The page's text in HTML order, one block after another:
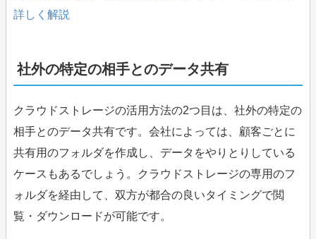
詳しく解説
社外の特定の相手とのデータ共有
クラウドストレージの活用方法の2つ目は、社外の特定の
相手とのデータ共有です。会社によっては、顧客ごとに
共有用のフォルダを作成し、データをやりとりしている
ケースもあるでしょう。クラウドストレージの専用のフ
ォルダを経由して、双方が都合の良いタイミングで閲
覧・ダウンロードが可能です。